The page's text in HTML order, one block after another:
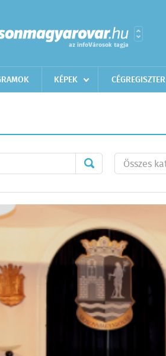
KÉPEK CÉGREGISZTER